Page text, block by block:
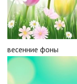
весенние фоны